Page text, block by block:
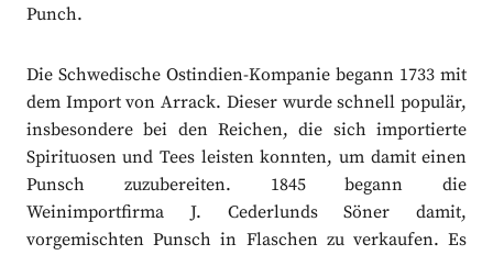
Punch.
Die Schwedische Ostindien-Kompanie begann 1733 mit
dem Import von Arrack. Dieser wurde schnell populär,
insbesondere bei den Reichen, die sich importierte
Spirituosen und Tees leisten konnten, um damit einen
Punsch zuzubereiten. 1845 begann die
Weinimportfirma J. Cederlunds Söner damit,
vorgemischten Punsch in Flaschen zu verkaufen. Es